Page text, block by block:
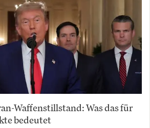
Waffenstillstand: Was das für
bedeutet